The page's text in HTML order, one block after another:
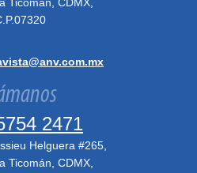
2471
Helguera #265,
Ticomán, CDMX,